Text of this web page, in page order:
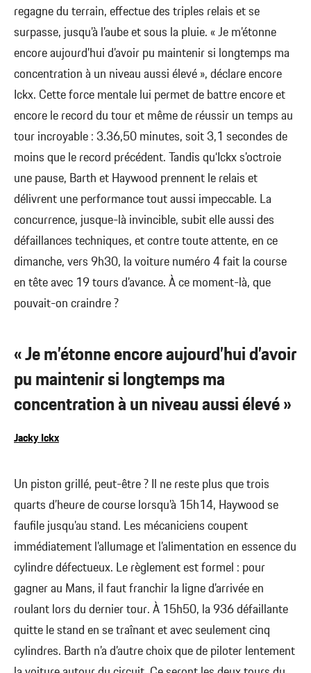
regagne du terrain, effectue des triples relais et se
surpasse, jusqu’à l’aube et sous la pluie. « Je m’étonne
encore aujourd’hui d’avoir pu maintenir si longtemps ma
concentration à un niveau aussi élevé », déclare encore
Ickx. Cette force mentale lui permet de battre encore et
encore le record du tour et même de réussir un temps au
tour incroyable : 3.36,50 minutes, soit 3,1 secondes de
moins que le record précédent. Tandis qu‘Ickx s’octroie
une pause, Barth et Haywood prennent le relais et
délivrent une performance tout aussi impeccable. La
concurrence, jusque-là invincible, subit elle aussi des
défaillances techniques, et contre toute attente, en ce
dimanche, vers 9h30, la voiture numéro 4 fait la course
en tête avec 19 tours d’avance. À ce moment-là, que
pouvait-on craindre ?
« Je m’étonne encore aujourd’hui d’avoir
pu maintenir si longtemps ma
concentration à un niveau aussi élevé »
Jacky Ickx
Un piston grillé, peut-être ? Il ne reste plus que trois
quarts d’heure de course lorsqu’à 15h14, Haywood se
faufile jusqu’au stand. Les mécaniciens coupent
immédiatement l’allumage et l’alimentation en essence du
cylindre défectueux. Le règlement est formel : pour
gagner au Mans, il faut franchir la ligne d’arrivée en
roulant lors du dernier tour. À 15h50, la 936 défaillante
quitte le stand en se traînant et avec seulement cinq
cylindres. Barth n’a d’autre choix que de piloter lentement